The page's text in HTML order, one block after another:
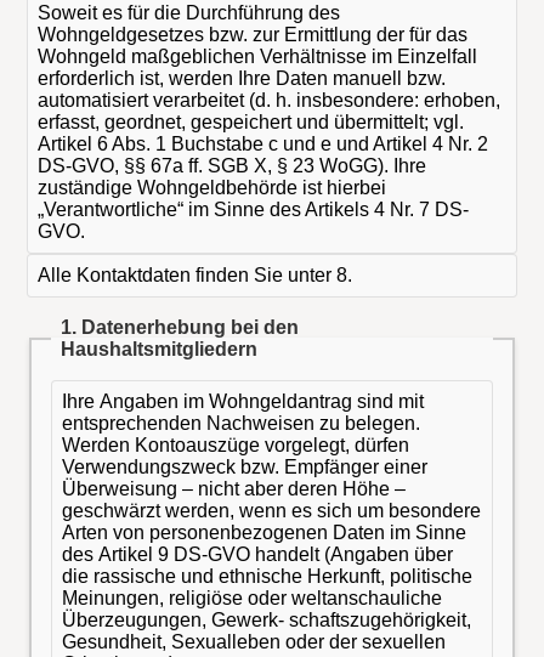
Soweit es für die Durchführung des
Wohngeldgesetzes bzw. zur Ermittlung der für das
Wohngeld maßgeblichen Verhältnisse im Einzelfall
erforderlich ist, werden Ihre Daten manuell bzw.
automatisiert verarbeitet (d. h. insbesondere: erhoben,
erfasst, geordnet, gespeichert und übermittelt; vgl.
Artikel 6 Abs. 1 Buchstabe c und e und Artikel 4 Nr. 2
DS-GVO, §§ 67a ff. SGB X, § 23 WoGG). Ihre
zuständige Wohngeldbehörde ist hierbei
„Verantwortliche“ im Sinne des Artikels 4 Nr. 7 DS-
GVO.
Alle Kontaktdaten finden Sie unter 8.
1. Datenerhebung bei den
Haushaltsmitgliedern
Ihre Angaben im Wohngeldantrag sind mit
entsprechenden Nachweisen zu belegen.
Werden Kontoauszüge vorgelegt, dürfen
Verwendungszweck bzw. Empfänger einer
Überweisung – nicht aber deren Höhe –
geschwärzt werden, wenn es sich um besondere
Arten von personenbezogenen Daten im Sinne
des Artikel 9 DS-GVO handelt (Angaben über
die rassische und ethnische Herkunft, politische
Meinungen, religiöse oder weltanschauliche
Überzeugungen, Gewerk- schaftszugehörigkeit,
Gesundheit, Sexualleben oder der sexuellen